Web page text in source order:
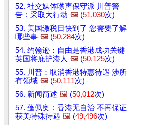
52. 社交媒体噤声保守派 川普警
告：采取大行动 🖼️ (51,030次)
53. 美国缴税日快到了 您需要了解
哪些事 🖼️ (50,284次)
54. 约翰逊：自由是香港成功关键
英国将庇护港人 🖼️ (50,125次)
55. 川普：取消香港特惠待遇 涉所
有领域 🖼️ (50,111次)
56. 新闻简述 🖼️ (50,012次)
57. 蓬佩奥：香港无自治 不再保证
获美特殊待遇 🖼️ (49,496次)